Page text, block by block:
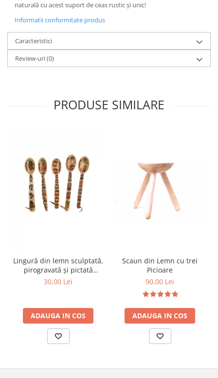
naturală cu acest suport de ceas rustic și unic!
Informatii conformitate produs
Caracteristici
Review-uri(0)
PRODUSE SIMILARE
Lingură din lemn sculptată,
pirogravată și pictată
manual
30,00 Lei
ADAUGA IN COS
Scaun din Lemn cu trei
Picioare
90,00 Lei
ADAUGA IN COS